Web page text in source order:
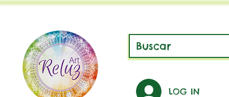
LOG IN